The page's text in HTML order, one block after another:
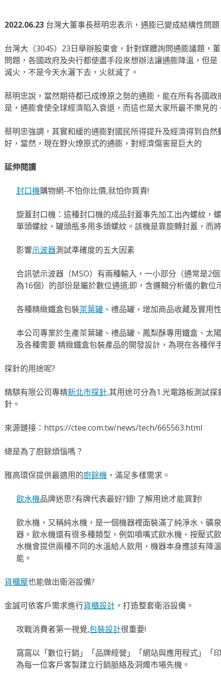
2022.06.23台灣大董事長蔡明忠表示，通膨已變成結構性問
台灣大（3045）23日舉辦股東會，針對媒體詢問通膨議題，
問題，各國政府及央行都使盡手段來想辦法讓通膨降溫，但
滅火，不是今天水灑下去，火就滅了。
蔡明忠說，當然期待都已成燎原之勢的通膨，能在所有各國
是，通膨會使全球經濟陷入衰退，而這也是大家所最不樂見的
蔡明忠強調，其實和緩的通膨對國民所得提升及經濟得到自
好，當然，現在野火燎原式的通膨，對經濟傷害是巨大的
延伸閱讀
封口機購物網-不怕你比價,就怕你買貴!
旋蓋封口機：這種封口機的成品封蓋事先加工出內螺紋，
單頭螺紋，罐頭瓶多用多頭螺紋。該機是靠旋轉封蓋，而
影響示波器測試準確度的五大因素
合訊號示波器（MSO）有兩種輸入，一小部分（通常是2
為16個）的部份是屬於數位通道;即，含邏輯分析儀的數位
各種精緻鐵盒包裝茶葉罐、禮品罐，增加商品收藏及實用
本公司專業於生產茶葉罐、禮品罐、鳳梨酥專用鐵盒、太
及各種需要 精緻鐵盒包裝產品的開發設計，為現在各種伴
探針的用途呢?
精騏有限公司專精新北市探針,其用途可分為1.光電路板測試
針。
來源鏈接：https://ctee.com.tw/news/tech/665563.html
總是為了廚餘煩惱嗎？
雅高環保提供最適用的廚餘機，滿足多樣需求。
飲水機品牌迷思?有牌代表最好?錯! 了解用途才能買對!
飲水機，又稱純水機，是一個機器裡面裝滿了純淨水、礦
器。飲水機還有很多種類型，例如噴嘴式飲水機、按壓式
水機會提供兩種不同的水溫給人飲用，機器本身應該有降
能。
貨櫃屋也能做出衛浴設備?
金誠可依客戶需求進行貨櫃設計，打造整套衛浴設備。
攻戰消費者第一視覺,包裝設計很重要!
窩窩以「數位行銷」「品牌經營」「網站與應用程式」「
為每一位客戶客製建立行銷脈絡及洞燭市場先機。